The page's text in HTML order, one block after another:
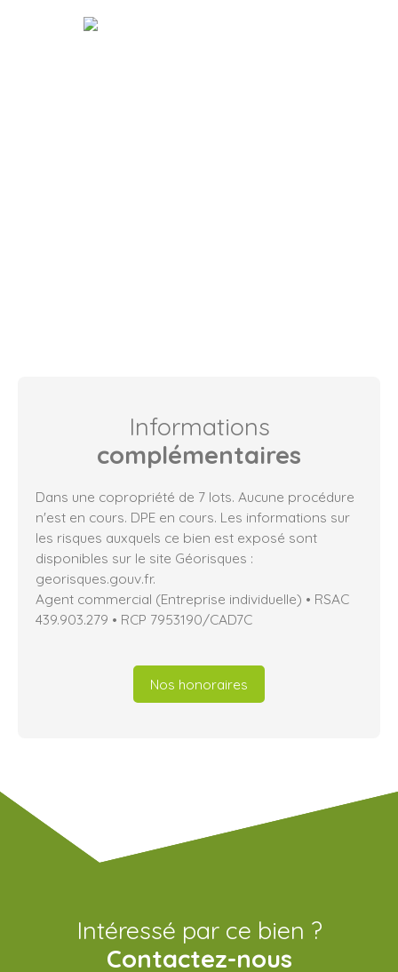
Informations
complémentaires
Dans une copropriété de 7 lots. Aucune procédure
n'est en cours. DPE en cours. Les informations sur
les risques auxquels ce bien est exposé sont
disponibles sur le site Géorisques :
georisques.gouv.fr.
Agent commercial (Entreprise individuelle) • RSAC
439.903.279 • RCP 7953190/CAD7C
Nos honoraires
Intéressé par ce bien ?
Contactez-nous